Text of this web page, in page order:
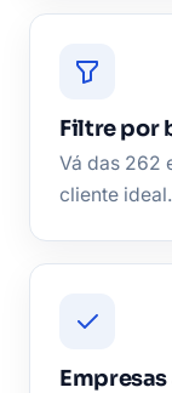
Filtre por
Vá das 262
cliente ideal.